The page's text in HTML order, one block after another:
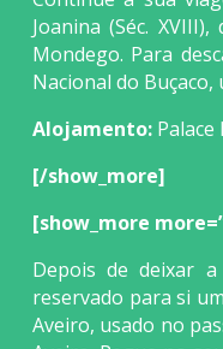
Joanina (Séc.
Mondego. Para
Nacional do
Alojamento:
[/show_more]
[show_more
Depois de deixar
reservado para si
Aveiro, usado no